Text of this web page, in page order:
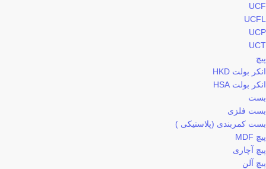
UCF
UCFL
UCP
UCT
پیچ
انکر بولت HKD
انکر بولت HSA
بست
بست فلزی
بست کمربندی (پلاستیکی )
پیچ MDF
پیچ آچاری
پیچ آلن